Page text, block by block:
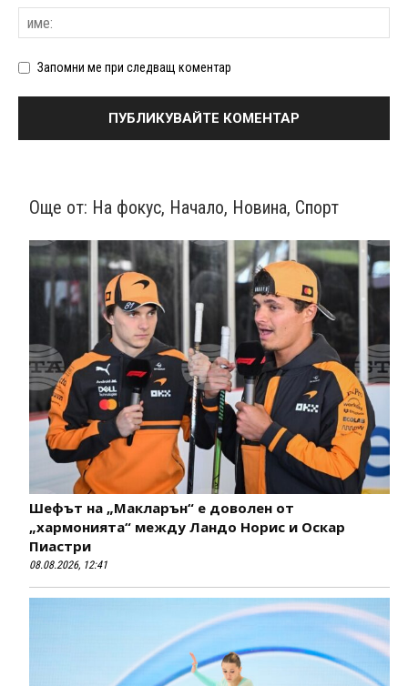
Запомни ме при следващ коментар
Още от: На фокус, Начало, Новина, Спорт
Шефът на „Макларън“ е доволен от
„хармонията“ между Ландо Норис и Оскар
Пиастри
08.08.2026, 12:41